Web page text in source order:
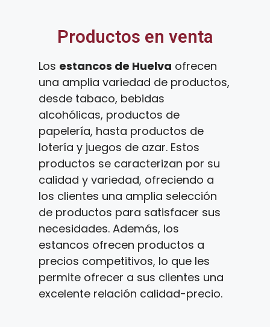
Productos en venta
Los estancos de Huelva ofrecen
una amplia variedad de productos,
desde tabaco, bebidas
alcohólicas, productos de
papelería, hasta productos de
lotería y juegos de azar. Estos
productos se caracterizan por su
calidad y variedad, ofreciendo a
los clientes una amplia selección
de productos para satisfacer sus
necesidades. Además, los
estancos ofrecen productos a
precios competitivos, lo que les
permite ofrecer a sus clientes una
excelente relación calidad-precio.